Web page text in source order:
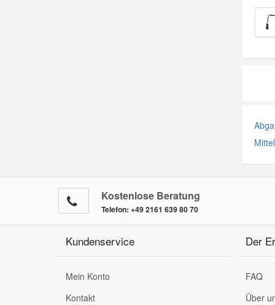
Kostenlose Beratung
Telefon: +49 2161 639 80 70
Kundenservice
Mein Konto
Kontakt
Der
FAQ
Über